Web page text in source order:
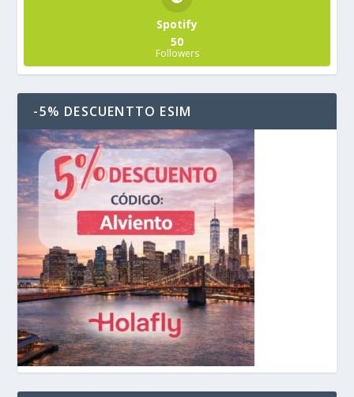
Spotify
50
Followers
-5% DESCUENTTO ESIM